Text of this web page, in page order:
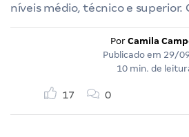
níveis médio, técnico e superior.
Por Camila
Publicado em 29/
10 min. de
17 0